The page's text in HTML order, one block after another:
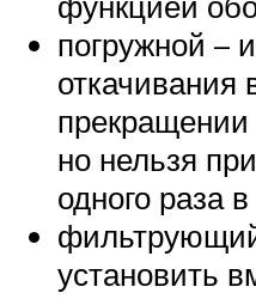
погружной –
откачивания
но нельзя
одного раза
установить